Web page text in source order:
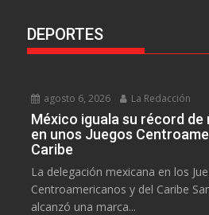
DEPORTES
agosto 6, 2026 La Redacción
México iguala su récord de
en unos Juegos
Caribe
La delegación mexicana en los
Centroamericanos y del Caribe
alcanzó una marca...